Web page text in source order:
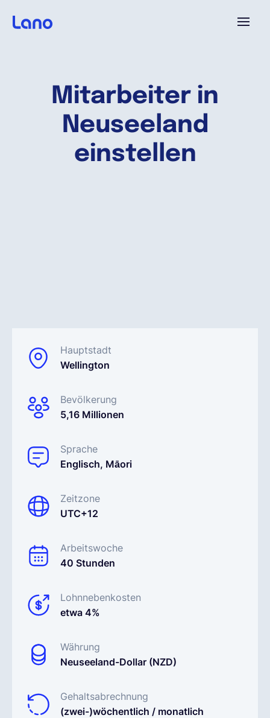
Mitarbeiter in
Neuseeland
einstellen
Hauptstadt
Wellington
Bevölkerung
5,16 Millionen
Sprache
Englisch, Māori
Zeitzone
UTC+12
Arbeitswoche
40 Stunden
Lohnnebenkosten
etwa 4%
Währung
Neuseeland-Dollar (NZD)
Gehaltsabrechnung
(zwei-)wöchentlich / monatlich
Warum Lano?
Contractor Management